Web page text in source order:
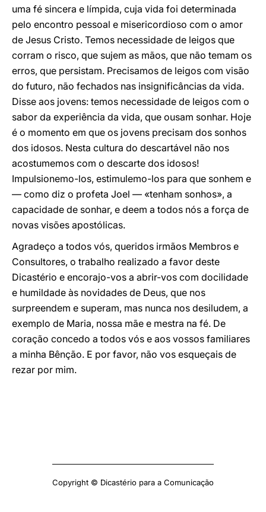
uma fé sincera e límpida, cuja vida foi determinada
pelo encontro pessoal e misericordioso com o amor
de Jesus Cristo. Temos necessidade de leigos que
corram o risco, que sujem as mãos, que não temam os
erros, que persistam. Precisamos de leigos com visão
do futuro, não fechados nas insignificâncias da vida.
Disse aos jovens: temos necessidade de leigos com o
sabor da experiência da vida, que ousam sonhar. Hoje
é o momento em que os jovens precisam dos sonhos
dos idosos. Nesta cultura do descartável não nos
acostumemos com o descarte dos idosos!
Impulsionemo-los, estimulemo-los para que sonhem e
— como diz o profeta Joel — «tenham sonhos», a
capacidade de sonhar, e deem a todos nós a força de
novas visões apostólicas.
Agradeço a todos vós, queridos irmãos Membros e
Consultores, o trabalho realizado a favor deste
Dicastério e encorajo-vos a abrir-vos com docilidade
e humildade às novidades de Deus, que nos
surpreendem e superam, mas nunca nos desiludem, a
exemplo de Maria, nossa mãe e mestra na fé. De
coração concedo a todos vós e aos vossos familiares
a minha Bênção. E por favor, não vos esqueçais de
rezar por mim.
Copyright © Dicastério para a Comunicação